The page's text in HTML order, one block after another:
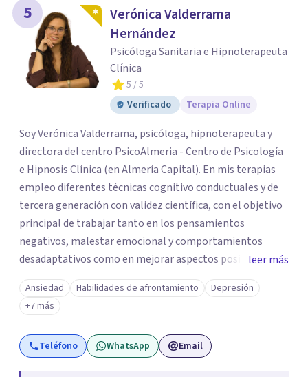
5
Verónica Valderrama
Hernández
Psicóloga Sanitaria e Hipnoterapeuta
Clínica
5 / 5
Verificado
Terapia Online
Soy Verónica Valderrama, psicóloga, hipnoterapeuta y
directora del centro PsicoAlmeria - Centro de Psicología
e Hipnosis Clínica (en Almería Capital). En mis terapias
empleo diferentes técnicas cognitivo conductuales y de
tercera generación con validez científica, con el objetivo
principal de trabajar tanto en los pensamientos
negativos, malestar emocional y comportamientos
desadaptativos como en mejorar aspectos positivos,
habilidades y desarrollo personal. ¡Tus objetivos son los
míos y juntos los alcanzaremos!. Mi objetivo principal es
que consigas el bienestar y equilibrio que buscas, siendo
consciente de que cada persona es diferente y por ello
inicialmente realizaremos una adecuada evaluación para
leer más
Ansiedad Habilidades de afrontamiento
Depresión
+7 más
Teléfono WhatsApp Email